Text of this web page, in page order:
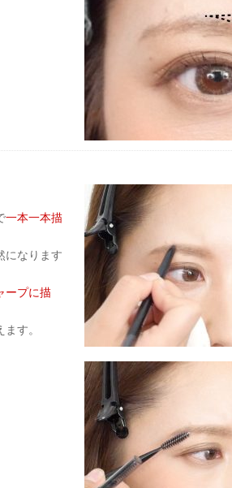
一本一本描
になります
ープに描
す。